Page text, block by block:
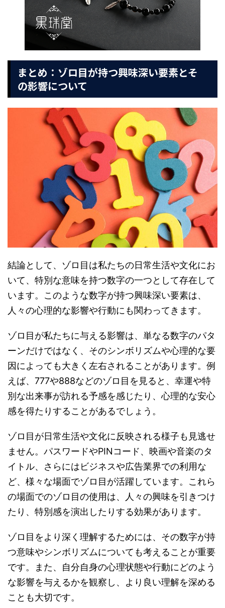
まとめ：ゾロ目が持つ興味深い要素とそ
の影響について
結論として、ゾロ目は私たちの日常生活や文化にお
いて、特別な意味を持つ数字の一つとして存在して
います。このような数字が持つ興味深い要素は、
人々の心理的な影響や行動にも関わってきます。
ゾロ目が私たちに与える影響は、単なる数字のパタ
ーンだけではなく、そのシンボリズムや心理的な要
因によっても大きく左右されることがあります。例
えば、777や888などのゾロ目を見ると、幸運や特
別な出来事が訪れる予感を感じたり、心理的な安心
感を得たりすることがあるでしょう。
ゾロ目が日常生活や文化に反映される様子も見逃せ
ません。パスワードやPINコード、映画や音楽のタ
イトル、さらにはビジネスや広告業界での利用な
ど、様々な場面でゾロ目が活躍しています。これら
の場面でのゾロ目の使用は、人々の興味を引きつけ
たり、特別感を演出したりする効果があります。
ゾロ目をより深く理解するためには、その数字が持
つ意味やシンボリズムについても考えることが重要
です。また、自分自身の心理状態や行動にどのよう
な影響を与えるかを観察し、より良い理解を深める
ことも大切です。